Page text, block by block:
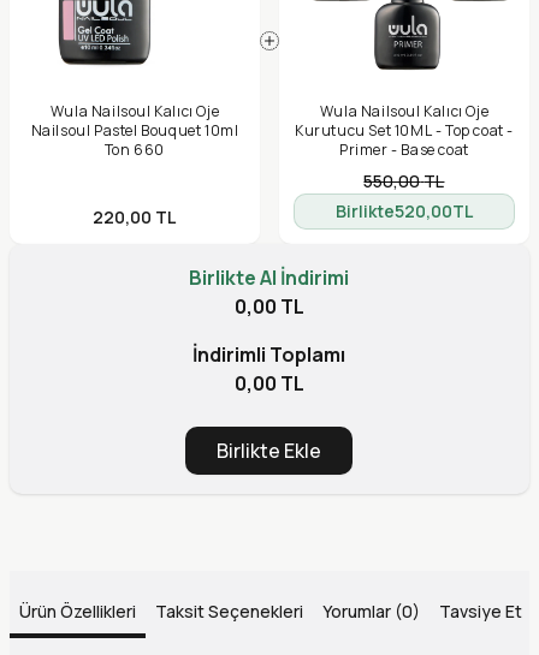
Wula Nailsoul Kalıcı Oje
Nailsoul Pastel Bouquet 10ml
Ton 660
220,00 TL
Wula Nailsoul Kalıcı Oje
Kurutucu Set 10ML - Top coat -
Primer - Base coat
550,00TL
Birlikte520,00TL
Birlikte Al İndirimi
0,00 TL
İndirimli Toplamı
0,00 TL
Birlikte Ekle
Ürün Özellikleri Taksit Seçenekleri Yorumlar (0) Tavsiye Et